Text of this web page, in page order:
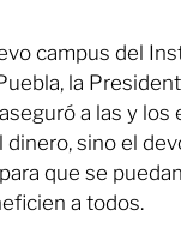
campus del
la
a las y los
dinero, sino el
que se
a todos.